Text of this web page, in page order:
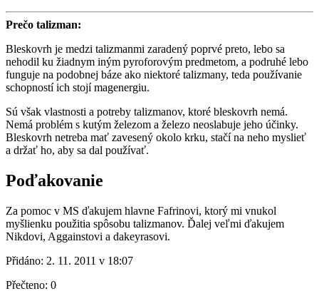
Prečo talizman:
Bleskovrh je medzi talizmanmi zaradený poprvé preto, lebo sa
nehodil ku žiadnym iným pyroforovým predmetom, a podruhé lebo
funguje na podobnej báze ako niektoré talizmany, teda používanie
schopností ich stojí magenergiu.
Sú však vlastnosti a potreby talizmanov, ktoré bleskovrh nemá.
Nemá problém s kutým železom a železo neoslabuje jeho účinky.
Bleskovrh netreba mať zavesený okolo krku, stačí na neho myslieť
a držať ho, aby sa dal používať.
Poďakovanie
Za pomoc v MS ďakujem hlavne Fafrinovi, ktorý mi vnukol
myšlienku použitia spôsobu talizmanov. Ďalej veľmi ďakujem
Nikdovi, Aggainstovi a dakeyrasovi.
Přidáno: 2. 11. 2011 v 18:07
Přečteno: 0